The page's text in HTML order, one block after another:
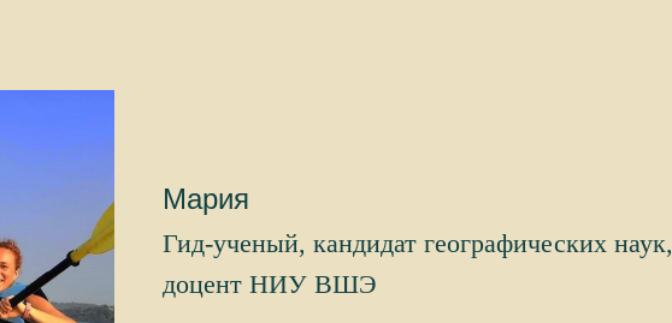
Мария
Гид-ученый, кандидат географических наук,
доцент НИУ ВШЭ